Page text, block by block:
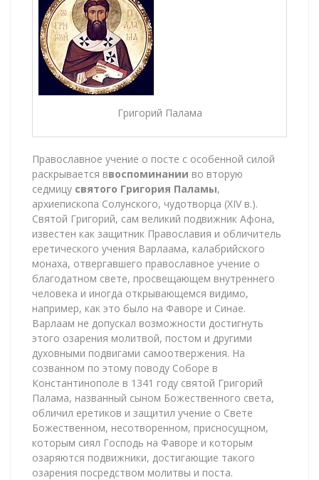
Григорий Палама
Православное учение о посте с особенной силой
раскрывается ввоспоминании во вторую
седмицу святого Григория Паламы,
архиепископа Солунского, чудотворца (XIV в.).
Святой Григорий, сам великий подвижник Афона,
известен как защитник Православия и обличитель
еретического учения Варлаама, калабрийского
монаха, отвергавшего православное учение о
благодатном свете, просвещающем внутреннего
человека и иногда открывающемся видимо,
например, как это было на Фаворе и Синае.
Варлаам не допускал возможности достигнуть
этого озарения молитвой, постом и другими
духовными подвигами самоотвержения. На
созванном по этому поводу Соборе в
Константинополе в 1341 году святой Григорий
Палама, названный сыном Божественного света,
обличил еретиков и защитил учение о Свете
Божественном, несотворенном, присносущном,
которым сиял Господь на Фаворе и которым
озаряются подвижники, достигающие такого
озарения посредством молитвы и поста.